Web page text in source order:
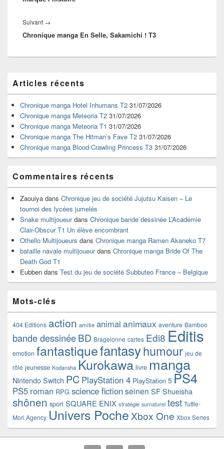
Suivant →
suivant :
Chronique manga En Selle, Sakamichi ! T3
principale
de
widget
pour
barre
latérale
Articles récents
Chronique manga Hotel Inhumans T2 31/07/2026
Chronique manga Meteoria T2 31/07/2026
Chronique manga Meteoria T1 31/07/2026
Chronique manga The Hitman’s Fave T2 31/07/2026
Chronique manga Blood-Crawling Princess T3 31/07/2026
Commentaires récents
Zaouiya dans Chronique jeu de société Jujutsu Kaisen – Le
tournoi des lycées jumelés
Snake multijoueurdans Chronique bande dessinée L’Académie
Clair-Obscur T1 Un élève encombrant
Othello Multijoueurs dans Chronique manga Ramen Akaneko T7
bataille navale multijoueurdans Chronique manga Bride Of The
Death God T1
Eubben dans Test du jeu de société Subbuteo France – Belgique
Mots-clés
404 Editions action amitie animal animaux aventure Bamboo
bande dessinéeBD Bragelonne cartes Edi8 Editis
emotion fantastiquefantasyhumour jeu de
rôle jeunesse Kodansha Kurokawa livre manga
Nintendo Switch PC PlayStation 4 PlayStation 5 PS4
PS5 roman RPG science fictionseinen SF Shueisha
shônen sport SQUARE ENIX stratégie surnaturel test Tuttle-
Mori Agency Univers Poche Xbox One Xbox Series